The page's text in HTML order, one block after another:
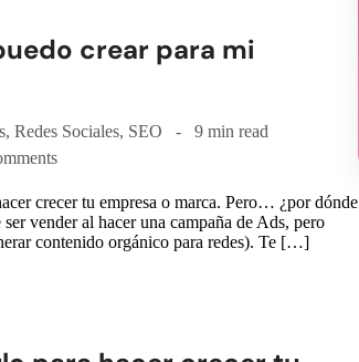
crear para mi
, Redes Sociales, SEO
9 min read
crecer tu empresa o marca. Pero… ¿por dónde
vender al hacer una campaña de Ads, pero
contenido orgánico para redes). Te […]